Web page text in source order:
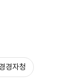
경자청